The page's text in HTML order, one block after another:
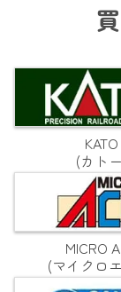
KATO
(カト
MICRO
(マイクロ